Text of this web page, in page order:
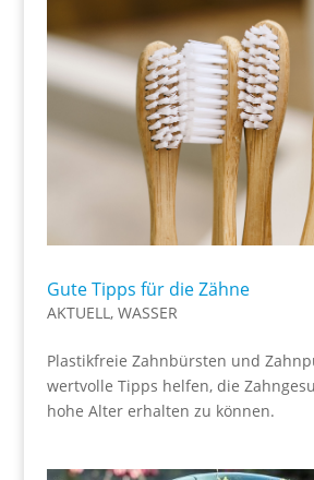
Gute Tipps für die Zähne
AKTUELL , WASSER
Plastikfreie Zahnbürsten und
wertvolle Tipps helfen, die
hohe Alter erhalten zu können.